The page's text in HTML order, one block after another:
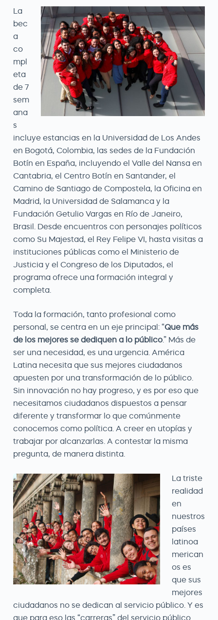
La
bec
a
co
mpl
eta
de 7
sem
ana
s
incluye estancias en la Universidad de Los Andes
en Bogotá, Colombia, las sedes de la Fundación
Botín en España, incluyendo el Valle del Nansa en
Cantabria, el Centro Botín en Santander, el
Camino de Santiago de Compostela, la Oficina en
Madrid, la Universidad de Salamanca y la
Fundación Getulio Vargas en Río de Janeiro,
Brasil. Desde encuentros con personajes políticos
como Su Majestad, el Rey Felipe VI, hasta visitas a
instituciones públicas como el Ministerio de
Justicia y el Congreso de los Diputados, el
programa ofrece una formación integral y
completa.
Toda la formación, tanto profesional como
personal, se centra en un eje principal: “Que más
de los mejores se dediquen a lo público.” Más de
ser una necesidad, es una urgencia. América
Latina necesita que sus mejores ciudadanos
apuesten por una transformación de lo público.
Sin innovación no hay progreso, y es por eso que
necesitamos ciudadanos dispuestos a pensar
diferente y transformar lo que comúnmente
conocemos como política. A creer en utopías y
trabajar por alcanzarlas. A contestar la misma
pregunta, de manera distinta.
La triste
realidad
en
nuestros
países
latinoa
merican
os es
que sus
mejores
ciudadanos no se dedican al servicio público. Y es
que para eso las “carreras” del servicio público